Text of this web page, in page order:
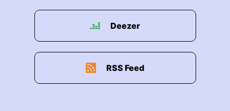
Deezer
RSS Feed